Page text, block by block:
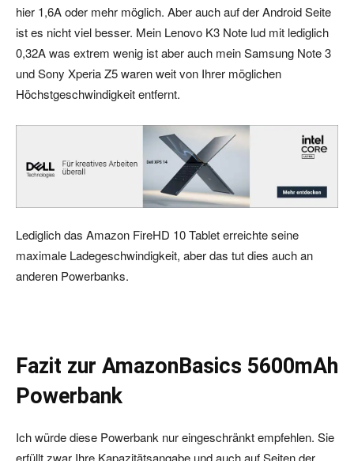
hier 1,6A oder mehr möglich. Aber auch auf der Android Seite
ist es nicht viel besser. Mein Lenovo K3 Note lud mit lediglich
0,32A was extrem wenig ist aber auch mein Samsung Note 3
und Sony Xperia Z5 waren weit von Ihrer möglichen
Höchstgeschwindigkeit entfernt.
Lediglich das Amazon FireHD 10 Tablet erreichte seine
maximale Ladegeschwindigkeit, aber das tut dies auch an
anderen Powerbanks.
Fazit zur AmazonBasics 5600mAh
Powerbank
Ich würde diese Powerbank nur eingeschränkt empfehlen. Sie
erfüllt zwar Ihre Kapazitätsangabe und auch auf Seiten der